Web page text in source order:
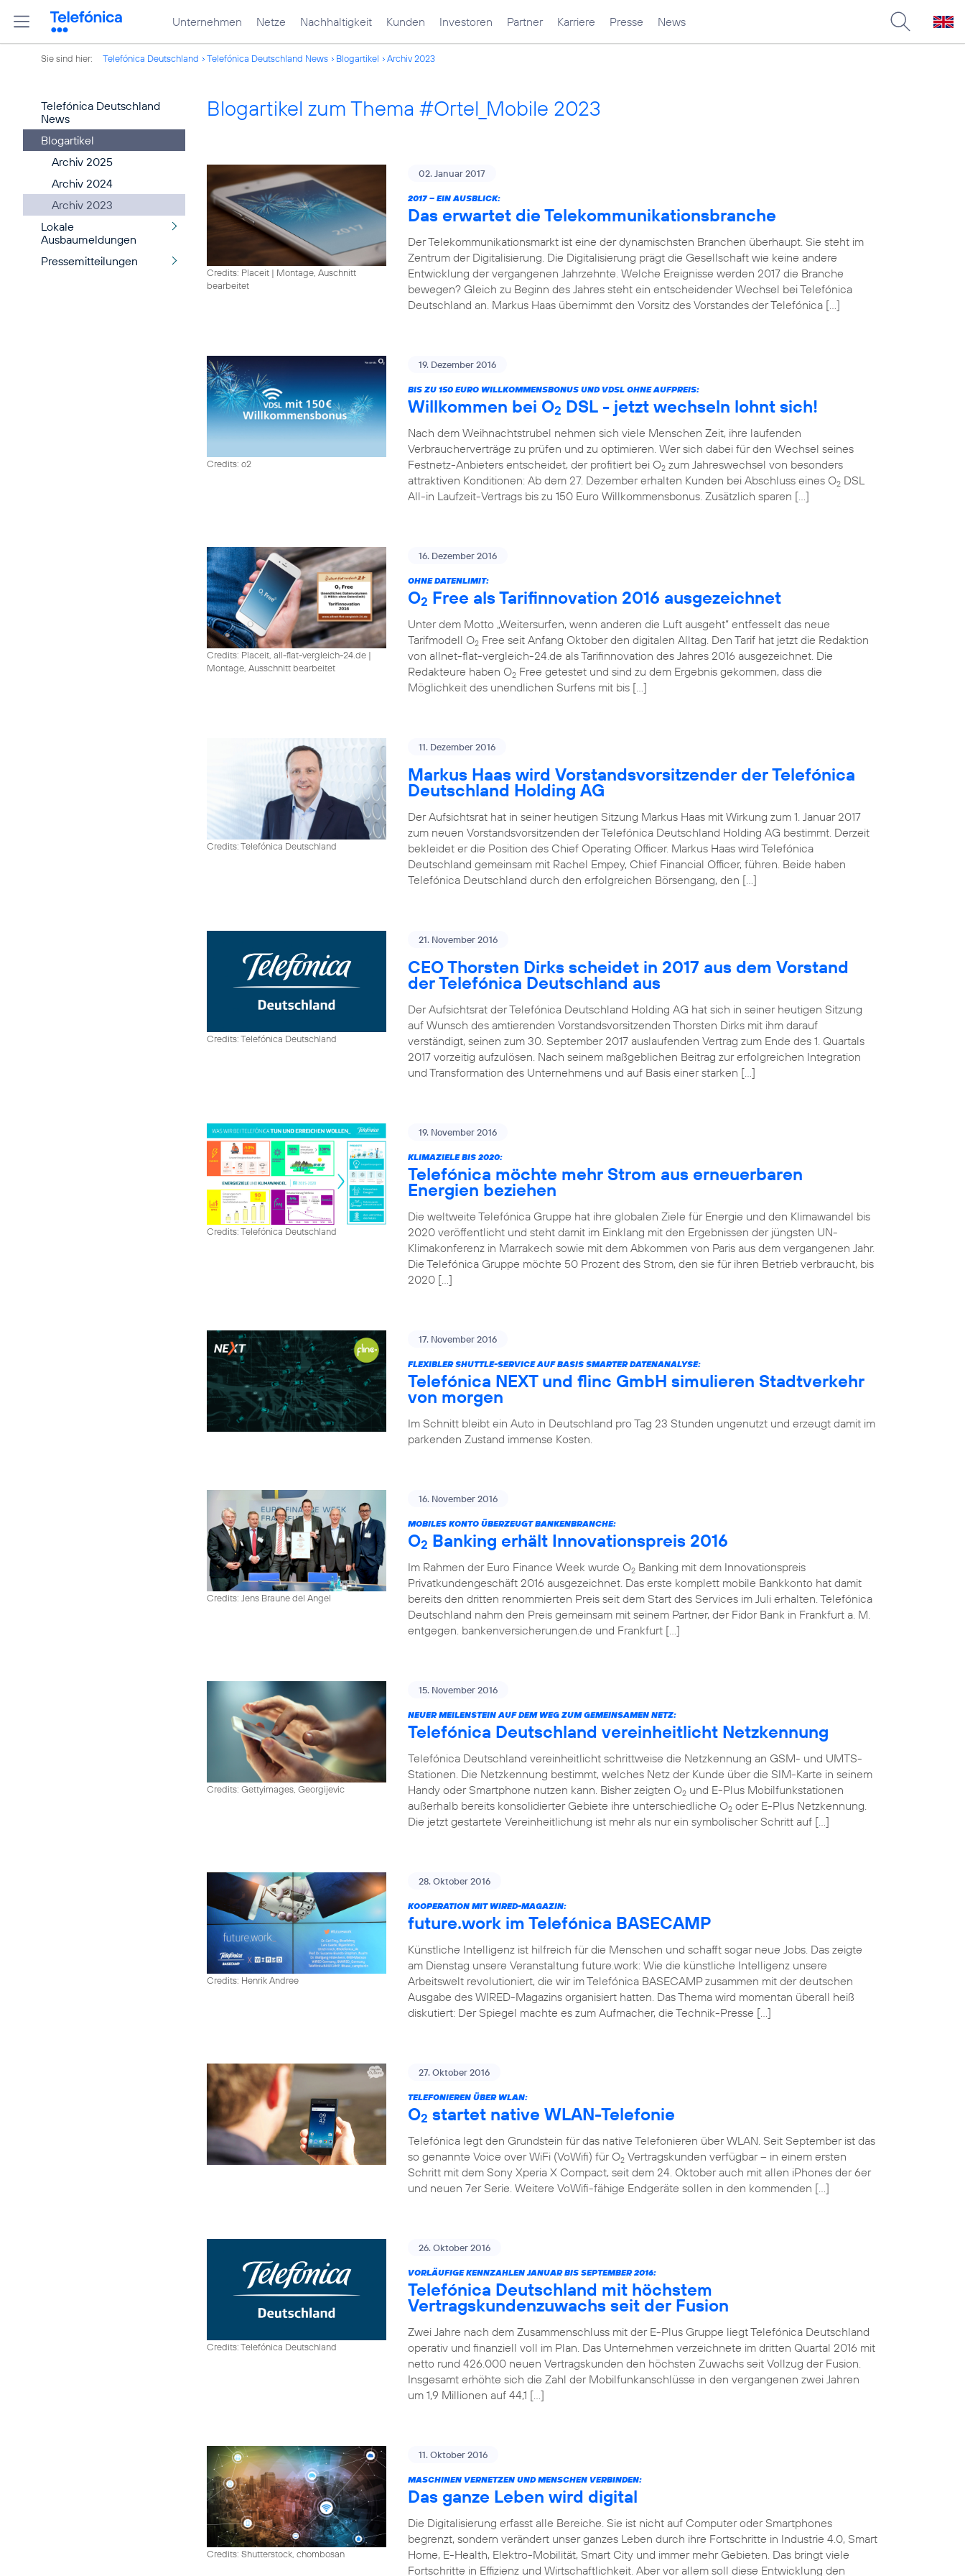
Unternehmen Netze Nachhaltigkeit Kunden Investoren Partner Karriere Presse News
Sie sind hier: Telefónica Deutschland Telefónica Deutschland News Blogartikel Archiv 2023
Telefónica Deutschland
News
Blogartikel
Archiv 2025
Archiv 2024
Archiv 2023
Lokale
Ausbaumeldungen
Pressemitteilungen
Blogartikel zum Thema #Ortel_Mobile 2023
Credits: Placeit | Montage, Auschnitt
bearbeitet
02. Januar 2017
2017 – EIN AUSBLICK:
Das erwartet die Telekommunikationsbranche
Der Telekommunikationsmarkt ist eine der dynamischsten Branchen überhaupt. Sie steht im
Zentrum der Digitalisierung. Die Digitalisierung prägt die Gesellschaft wie keine andere
Entwicklung der vergangenen Jahrzehnte. Welche Ereignisse werden 2017 die Branche
bewegen? Gleich zu Beginn des Jahres steht ein entscheidender Wechsel bei Telefónica
Deutschland an. Markus Haas übernimmt den Vorsitz des Vorstandes der Telefónica […]
Credits: o2
19. Dezember 2016
BIS ZU 150 EURO WILLKOMMENSBONUS UND VDSL OHNE AUFPREIS:
Willkommen bei O2 DSL - jetzt wechseln lohnt sich!
Nach dem Weihnachtstrubel nehmen sich viele Menschen Zeit, ihre laufenden
Verbraucherverträge zu prüfen und zu optimieren. Wer sich dabei für den Wechsel seines
Festnetz-Anbieters entscheidet, der profitiert bei O2 zum Jahreswechsel von besonders
attraktiven Konditionen: Ab dem 27. Dezember erhalten Kunden bei Abschluss eines O2 DSL
All-in Laufzeit-Vertrags bis zu 150 Euro Willkommensbonus. Zusätzlich sparen […]
Credits: Placeit, all-flat-vergleich-24.de |
Montage, Ausschnitt bearbeitet
16. Dezember 2016
OHNE DATENLIMIT:
O2 Free als Tarifinnovation 2016 ausgezeichnet
Unter dem Motto „Weitersurfen, wenn anderen die Luft ausgeht“ entfesselt das neue
Tarifmodell O2 Free seit Anfang Oktober den digitalen Alltag. Den Tarif hat jetzt die Redaktion
von allnet-flat-vergleich-24.de als Tarifinnovation des Jahres 2016 ausgezeichnet. Die
Redakteure haben O2 Free getestet und sind zu dem Ergebnis gekommen, dass die
Möglichkeit des unendlichen Surfens mit bis […]
Credits: Telefónica Deutschland
11. Dezember 2016
Markus Haas wird Vorstandsvorsitzender der Telefónica
Deutschland Holding AG
Der Aufsichtsrat hat in seiner heutigen Sitzung Markus Haas mit Wirkung zum 1. Januar 2017
zum neuen Vorstandsvorsitzenden der Telefónica Deutschland Holding AG bestimmt. Derzeit
bekleidet er die Position des Chief Operating Officer. Markus Haas wird Telefónica
Deutschland gemeinsam mit Rachel Empey, Chief Financial Officer, führen. Beide haben
Telefónica Deutschland durch den erfolgreichen Börsengang, den […]
Credits: Telefónica Deutschland
21. November 2016
CEO Thorsten Dirks scheidet in 2017 aus dem Vorstand
der Telefónica Deutschland aus
Der Aufsichtsrat der Telefónica Deutschland Holding AG hat sich in seiner heutigen Sitzung
auf Wunsch des amtierenden Vorstandsvorsitzenden Thorsten Dirks mit ihm darauf
verständigt, seinen zum 30. September 2017 auslaufenden Vertrag zum Ende des 1. Quartals
2017 vorzeitig aufzulösen. Nach seinem maßgeblichen Beitrag zur erfolgreichen Integration
und Transformation des Unternehmens und auf Basis einer starken […]
Credits: Telefónica Deutschland
19. November 2016
KLIMAZIELE BIS 2020:
Telefónica möchte mehr Strom aus erneuerbaren
Energien beziehen
Die weltweite Telefónica Gruppe hat ihre globalen Ziele für Energie und den Klimawandel bis
2020 veröffentlicht und steht damit im Einklang mit den Ergebnissen der jüngsten UN-
Klimakonferenz in Marrakech sowie mit dem Abkommen von Paris aus dem vergangenen Jahr.
Die Telefónica Gruppe möchte 50 Prozent des Strom, den sie für ihren Betrieb verbraucht, bis
2020 […]
17. November 2016
FLEXIBLER SHUTTLE-SERVICE AUF BASIS SMARTER DATENANALYSE:
Telefónica NEXT und flinc GmbH simulieren Stadtverkehr
von morgen
Im Schnitt bleibt ein Auto in Deutschland pro Tag 23 Stunden ungenutzt und erzeugt damit im
parkenden Zustand immense Kosten.
Credits: Jens Braune del Angel
16. November 2016
MOBILES KONTO ÜBERZEUGT BANKENBRANCHE:
O2 Banking erhält Innovationspreis 2016
Im Rahmen der Euro Finance Week wurde O2 Banking mit dem Innovationspreis
Privatkundengeschäft 2016 ausgezeichnet. Das erste komplett mobile Bankkonto hat damit
bereits den dritten renommierten Preis seit dem Start des Services im Juli erhalten. Telefónica
Deutschland nahm den Preis gemeinsam mit seinem Partner, der Fidor Bank in Frankfurt a. M.
entgegen. bankenversicherungen.de und Frankfurt […]
Credits: Gettyimages, Georgijevic
15. November 2016
NEUER MEILENSTEIN AUF DEM WEG ZUM GEMEINSAMEN NETZ:
Telefónica Deutschland vereinheitlicht Netzkennung
Telefónica Deutschland vereinheitlicht schrittweise die Netzkennung an GSM- und UMTS-
Stationen. Die Netzkennung bestimmt, welches Netz der Kunde über die SIM-Karte in seinem
Handy oder Smartphone nutzen kann. Bisher zeigten O2 und E-Plus Mobilfunkstationen
außerhalb bereits konsolidierter Gebiete ihre unterschiedliche O2 oder E-Plus Netzkennung.
Die jetzt gestartete Vereinheitlichung ist mehr als nur ein symbolischer Schritt auf […]
Credits: Henrik Andree
28. Oktober 2016
KOOPERATION MIT WIRED-MAGAZIN:
future.work im Telefónica BASECAMP
Künstliche Intelligenz ist hilfreich für die Menschen und schafft sogar neue Jobs. Das zeigte
am Dienstag unsere Veranstaltung future.work: Wie die künstliche Intelligenz unsere
Arbeitswelt revolutioniert, die wir im Telefónica BASECAMP zusammen mit der deutschen
Ausgabe des WIRED-Magazins organisiert hatten. Das Thema wird momentan überall heiß
diskutiert: Der Spiegel machte es zum Aufmacher, die Technik-Presse […]
27. Oktober 2016
TELEFONIEREN ÜBER WLAN:
O2 startet native WLAN-Telefonie
Telefónica legt den Grundstein für das native Telefonieren über WLAN. Seit September ist das
so genannte Voice over WiFi (VoWifi) für O2 Vertragskunden verfügbar – in einem ersten
Schritt mit dem Sony Xperia X Compact, seit dem 24. Oktober auch mit allen iPhones der 6er
und neuen 7er Serie. Weitere VoWifi-fähige Endgeräte sollen in den kommenden […]
Credits: Telefónica Deutschland
26. Oktober 2016
VORLÄUFIGE KENNZAHLEN JANUAR BIS SEPTEMBER 2016:
Telefónica Deutschland mit höchstem
Vertragskundenzuwachs seit der Fusion
Zwei Jahre nach dem Zusammenschluss mit der E-Plus Gruppe liegt Telefónica Deutschland
operativ und finanziell voll im Plan. Das Unternehmen verzeichnete im dritten Quartal 2016 mit
netto rund 426.000 neuen Vertragskunden den höchsten Zuwachs seit Vollzug der Fusion.
Insgesamt erhöhte sich die Zahl der Mobilfunkanschlüsse in den vergangenen zwei Jahren
um 1,9 Millionen auf 44,1 […]
Credits: Shutterstock, chombosan
11. Oktober 2016
MASCHINEN VERNETZEN UND MENSCHEN VERBINDEN:
Das ganze Leben wird digital
Die Digitalisierung erfasst alle Bereiche. Sie ist nicht auf Computer oder Smartphones
begrenzt, sondern verändert unser ganzes Leben durch ihre Fortschritte in Industrie 4.0, Smart
Home, E-Health, Elektro-Mobilität, Smart City und immer mehr Gebieten. Das bringt viele
Fortschritte in Effizienz und Wirtschaftlichkeit. Aber vor allem soll diese Entwicklung den